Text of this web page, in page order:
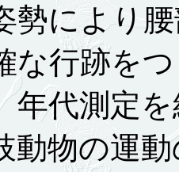
により
な行跡を
代測定を
動物の運